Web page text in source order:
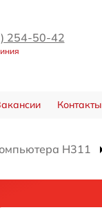
254-50-42
Контакты
H311